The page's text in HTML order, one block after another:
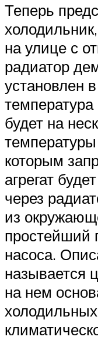
Теперь
на улице с
радиатор
установлен
будет на
которым
агрегат
через
из
простейший
насоса.
называется
на нем